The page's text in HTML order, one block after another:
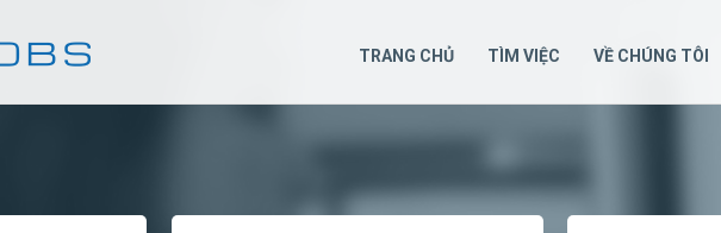
TRANG CHỦ TÌM VIỆC VỀ CHÚNG TÔI